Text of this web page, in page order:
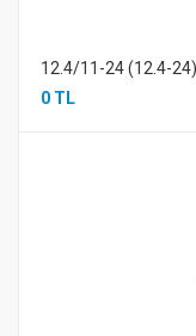
12.4/11-24 (12.4-
0 TL